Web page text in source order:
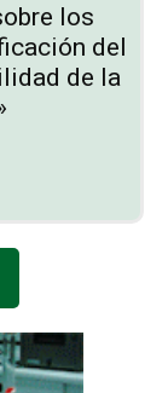
los
del
de la